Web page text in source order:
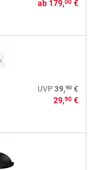
ab 179,00€
UVP 39,90€
29,90€